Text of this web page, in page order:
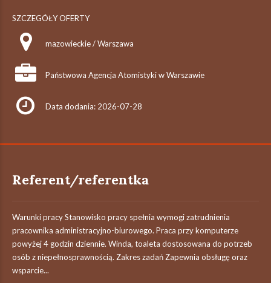
SZCZEGÓŁY OFERTY
mazowieckie / Warszawa
Państwowa Agencja Atomistyki w Warszawie
Data dodania: 2026-07-28
Referent/referentka
Warunki pracy Stanowisko pracy spełnia wymogi zatrudnienia
pracownika administracyjno-biurowego. Praca przy komputerze
powyżej 4 godzin dziennie. Winda, toaleta dostosowana do potrzeb
osób z niepełnosprawnością. Zakres zadań Zapewnia obsługę oraz
wsparcie...